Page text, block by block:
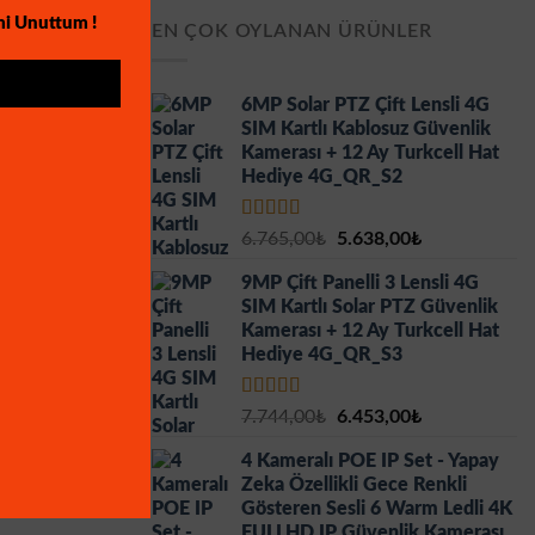
EN ÇOK OYLANAN ÜRÜNLER
6MP Solar PTZ Çift Lensli 4G
SIM Kartlı Kablosuz Güvenlik
Kamerası + 12 Ay Turkcell Hat
Hediye 4G_QR_S2
5 üzerinden
6.765,00₺
Orijinal
6.765,00₺.
5.638,00₺Şu
fiyat:
5.638,00₺.
9MP Çift Panelli 3 Lensli 4G
SIM Kartlı Solar PTZ Güvenlik
Kamerası + 12 Ay Turkcell Hat
Hediye 4G_QR_S3
5 üzerinden
7.744,00₺
Orijinal
7.744,00₺.
6.453,00₺Şu
fiyat:
6.453,00₺.
4 Kameralı POE IP Set - Yapay
Zeka Özellikli Gece Renkli
Gösteren Sesli 6 Warm Ledli 4K
Unuttum !